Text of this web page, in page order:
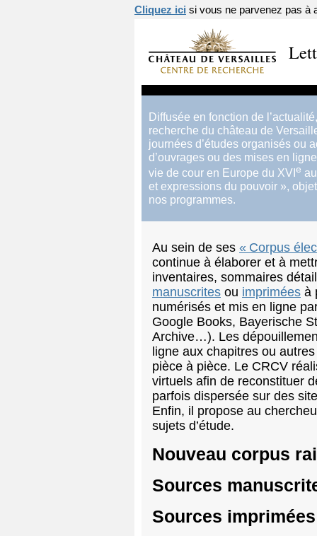
Cliquez ici si vous ne parvenez pas à
Diffusée en fonction de
recherche du château de
journées d’études organisés ou
d’ouvrages ou des mises en
vie de cour en Europe du XVIe
et expressions du pouvoir »,
nos programmes.
Au sein de ses « Corpus
continue à élaborer et à
inventaires, sommaires
manuscrites ou imprimées à
numérisés et mis en ligne
Google Books, Bayerische
Archive…). Les
ligne aux chapitres ou
pièce à pièce. Le CRCV
virtuels afin de reconstituer
parfois dispersée sur des
Enfin, il propose au
sujets d’étude.
Nouveau corpus
Sources
Sources